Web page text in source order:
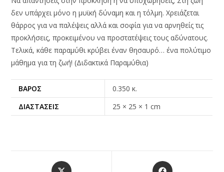
δεν υπάρχει μόνο η μυϊκή δύναμη και η τόλμη. Χρειάζεται
θάρρος για να παλέψεις αλλά και σοφία για να αρνηθείς τις
προκλήσεις, προκειμένου να προστατέψεις τους αδύνατους.
Τελικά, κάθε παραμύθι κρύβει έναν θησαυρό… ένα πολύτιμο
μάθημα για τη ζωή! (Διδακτικά Παραμύθια)
ΒΆΡΟΣ
0.350 κ.
ΔΙΑΣΤΆΣΕΙΣ
25 × 25 × 1 cm